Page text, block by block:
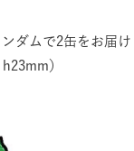
ダムで2缶をお届け
）